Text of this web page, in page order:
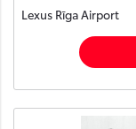
Lexus Rīga Airport